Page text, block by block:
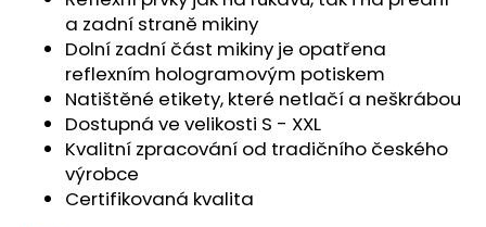
a zadní straně mikiny
Dolní zadní část mikiny je opatřena
reflexním hologramovým potiskem
Natištěné etikety, které netlačí a neškrábou
Dostupná ve velikosti S - XXL
Kvalitní zpracování od tradičního českého
výrobce
Certifikovaná kvalita